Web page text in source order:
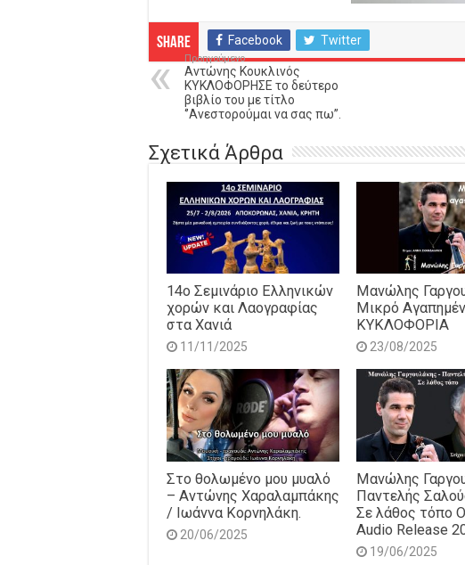
Share Facebook Twitter
Προηγούμενο
Αντώνης Κουκλινός
ΚΥΚΛΟΦΟΡΗΣΕ το δεύτερο
βιβλίο του με τίτλο
‘’Ανεστορούμαι να σας πω’’.
Σχετικά Άρθρα
14o Σεμινάριο Ελληνικών
χορών και Λαογραφίας
στα Χανιά
11/11/2025
Μανώλης
Μικρό
ΚΥΚΛΟΦΟΡΙΑ
23/08/2025
Στο θολωμένο μου μυαλό
– Αντώνης Χαραλαμπάκης
/ Ιωάννα Κορνηλάκη.
20/06/2025
Μανώλης
Παντελής
Σε λάθος τόπο
Audio Release
19/06/2025